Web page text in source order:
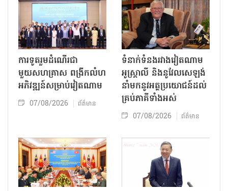
ការទូតរួមដំណើរជា
មួយសហគ្រាស ពង្រីកលំហ
អភិវឌ្ឍន៍សម្រាប់វៀតណាម
07/08/2026 ព័ត៌មាន
ទំនាក់ទំនងរវាងវៀតណាម
អូស្ត្រាលី និងនូវែលសេឡង់
នាំមកនូវអត្ថប្រយោជន៍ដល់
គ្រប់ភាគីទាំងអស់
07/08/2026 ព័ត៌មាន